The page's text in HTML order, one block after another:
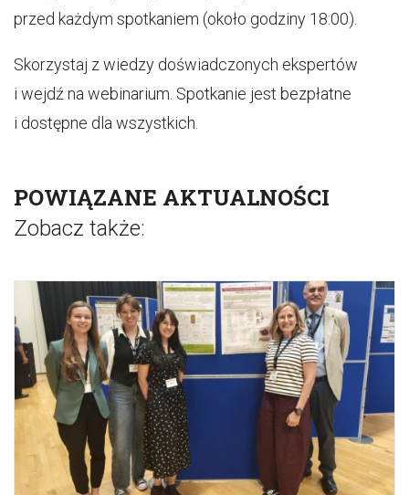
przed każdym spotkaniem (około godziny 18:00).
Skorzystaj z wiedzy doświadczonych ekspertów
i wejdź na webinarium. Spotkanie jest bezpłatne
i dostępne dla wszystkich.
POWIĄZANE AKTUALNOŚCI
Zobacz także: